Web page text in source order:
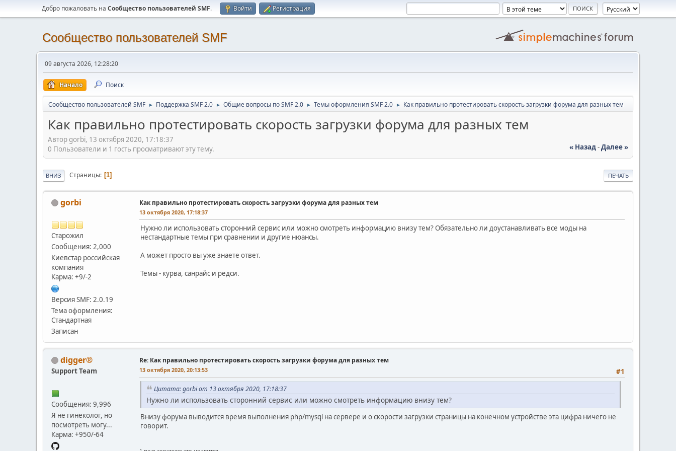
Добро пожаловать на Cообщество пользователей SMF. Войти Регистрация
Cообщество пользователей SMF
09 августа 2026, 12:28:20
Начало Поиск
Cообщество пользователей SMF ► Поддержка SMF 2.0 ► Общие вопросы по SMF 2.0 ► Темы оформления SMF 2.0 ► Как правильно протестировать скорость загрузки форума для разных тем
Как правильно протестировать скорость загрузки форума для разных тем
Автор gorbi, 13 октября 2020, 17:18:37
« Назад-Далее »
0 Пользователи и 1 гость просматривают эту тему.
ПЕЧАТЬ
ВНИЗ Страницы 1
gorbi
Старожил
Сообщения: 2,000
Киевстар российская
компания
Карма: +9/-2
Версия SMF: 2.0.19
Тема оформления:
Стандартная
Записан
Как правильно протестировать скорость загрузки форума для разных тем
13 октября 2020, 17:18:37
Нужно ли использовать сторонний сервис или можно смотреть информацию внизу тем? Обязательно ли доустанавливать все моды на
нестандартные темы при сравнении и другие нюансы.
А может просто вы уже знаете ответ.
Темы - курва, санрайс и редси.
digger®
Support Team
Сообщения: 9,996
Я не гинеколог, но
посмотреть могу...
Карма: +950/-64
Re: Как правильно протестировать скорость загрузки форума для разных тем
#1
13 октября 2020, 20:13:53
Цитата: gorbi от 13 октября 2020, 17:18:37
Нужно ли использовать сторонний сервис или можно смотреть информацию внизу тем?
Внизу форума выводится время выполнения php/mysql на сервере и о скорости загрузки страницы на конечном устройстве эта цифра ничего не
говорит.